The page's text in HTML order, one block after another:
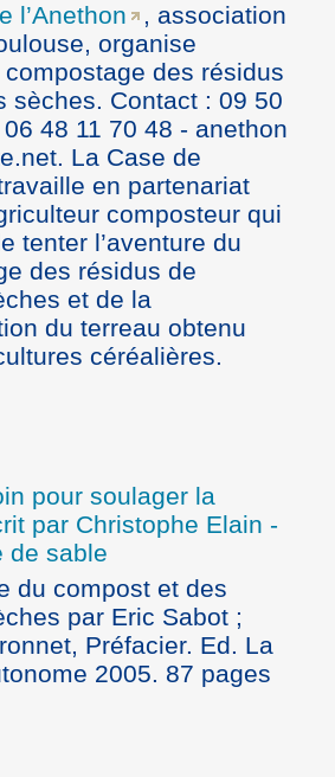
l’Anethon
, association
organise
des résidus
sèches. Contact : 09 50
48 11 70 48 - anethon
La Case de
en partenariat
composteur qui
tenter l’aventure du
des résidus de
et de la
du terreau obtenu
céréalières.
pour soulager la
par Christophe Elain -
de sable
du compost et des
par Eric Sabot ;
Préfacier. Ed. La
2005. 87 pages